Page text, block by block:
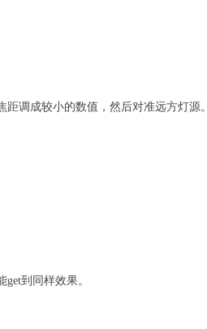
调成较小的数值，然后对准远方灯源。
到同样效果。